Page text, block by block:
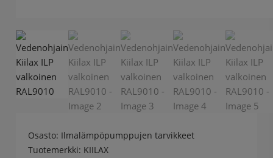
Osasto: Ilmalämpöpumppujen tarvikkeet
Tuotemerkki: KIILAX